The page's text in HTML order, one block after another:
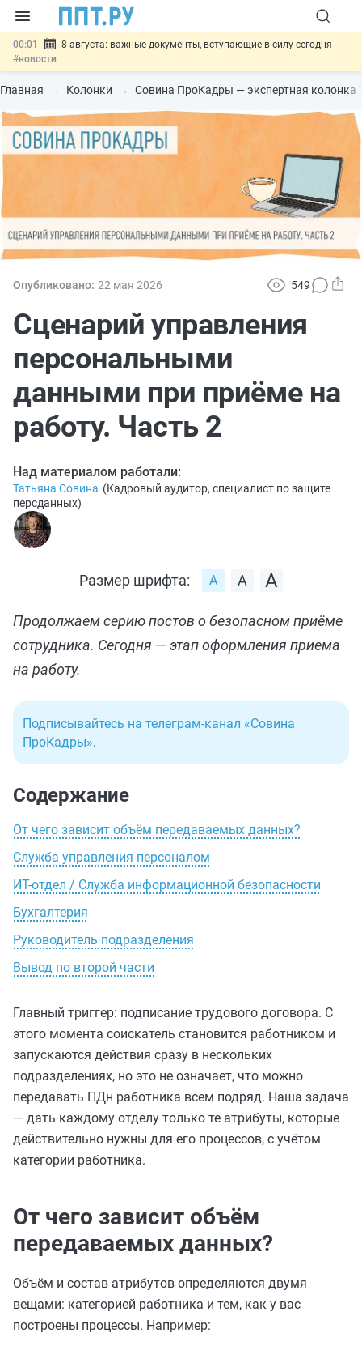
00:01
8 августа: важные документы, вступающие в силу сегодня
#новости
07.08 Подписан закон о блокировке продажи опасных товаров через
«Честный знак»#новости
07.08 Госпошлину за устранение ошибок в документах предлагают
отменить #новости
Разработают единые критерии трудовых и ГПХ-
Главная Колонки Совина ПроКадры — экспертная колонка
Опубликовано: 22 мая 2026 549
Сценарий управления
персональными
данными при приёме на
работу. Часть 2
Над материалом работали:
Татьяна Совина (Кадровый аудитор, специалист по защите
персданных)
Размер шрифта:
Продолжаем серию постов о безопасном приёме
сотрудника. Сегодня — этап оформления приема
на работу.
Подписывайтесь на телеграм-канал «Совина
ПроКадры».
Содержание
От чего зависит объём передаваемых данных?
Служба управления персоналом
ИТ-отдел / Служба информационной безопасности
Бухгалтерия
Руководитель подразделения
Вывод по второй части
Главный триггер: подписание трудового договора. С
этого момента соискатель становится работником и
запускаются действия сразу в нескольких
подразделениях, но это не означает, что можно
передавать ПДн работника всем подряд. Наша задача
— дать каждому отделу только те атрибуты, которые
действительно нужны для его процессов, с учётом
категории работника.
От чего зависит объём
передаваемых данных?
Объём и состав атрибутов определяются двумя
вещами: категорией работника и тем, как у вас
построены процессы. Например: